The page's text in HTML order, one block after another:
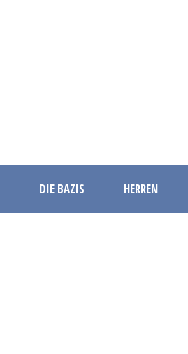
DIE BAZIS HERREN